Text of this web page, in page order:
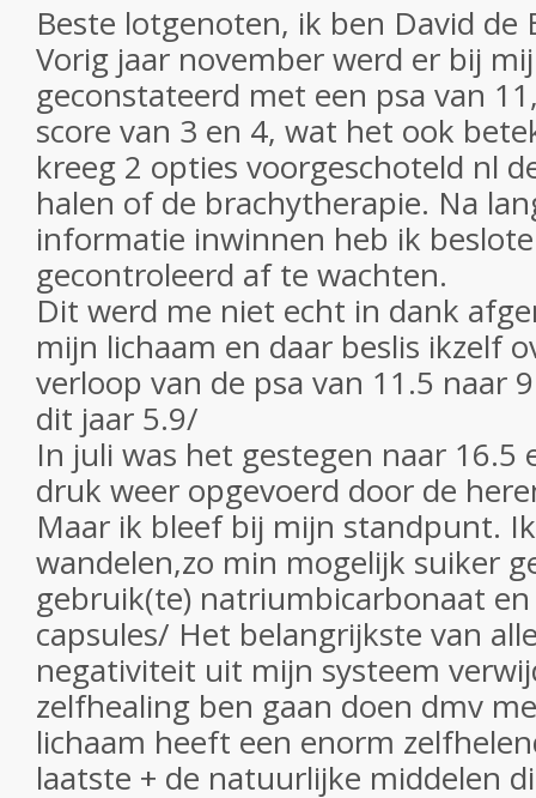
Beste lotgenoten, ik ben David de
Vorig jaar november werd er bij
geconstateerd met een psa van
score van 3 en 4, wat het ook
kreeg 2 opties voorgeschoteld nl
halen of de brachytherapie. Na
informatie inwinnen heb ik
gecontroleerd af te wachten.
Dit werd me niet echt in dank
mijn lichaam en daar beslis ikzelf
verloop van de psa van 11.5 naar
dit jaar 5.9/
In juli was het gestegen naar 16.5
druk weer opgevoerd door de
Maar ik bleef bij mijn standpunt.
wandelen,zo min mogelijk suiker
gebruik(te) natriumbicarbonaat
capsules/ Het belangrijkste van
negativiteit uit mijn systeem
zelfhealing ben gaan doen dmv
lichaam heeft een enorm
laatste + de natuurlijke middelen